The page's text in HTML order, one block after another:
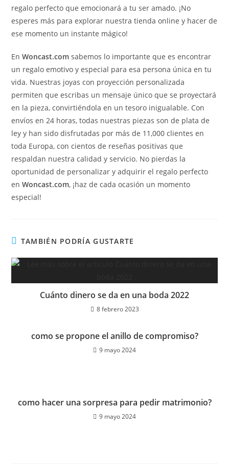
regalo perfecto que emocionará a tu ser amado. ¡No
esperes más para explorar nuestra tienda online y hacer de
ese momento un instante mágico!
EnWoncast.com sabemos lo importante que es encontrar
un regalo emotivo y especial para esa persona única en tu
vida. Nuestras joyas con proyección personalizada
permiten que escribas un mensaje único que se proyectará
en la pieza, convirtiéndola en un tesoro inigualable. Con
envíos en 24 horas, todas nuestras piezas son de plata de
ley y han sido disfrutadas por más de 11,000 clientes en
toda Europa, con cientos de reseñas positivas que
respaldan nuestra calidad y servicio. No pierdas la
oportunidad de personalizar y adquirir el regalo perfecto
enWoncast.com, ¡haz de cada ocasión un momento
especial!
TAMBIÉN PODRÍA GUSTARTE
Cuánto dinero se da en una boda 2022
8 febrero 2023
como se propone el anillo de compromiso?
9 mayo 2024
como hacer una sorpresa para pedir matrimonio?
9 mayo 2024